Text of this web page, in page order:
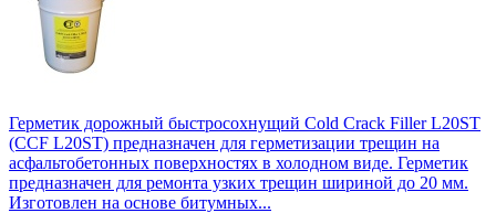
Герметик дорожный быстросохнущий Cold Crack Filler L20SТ
(CCF L20SТ) предназначен для герметизации трещин на
асфальтобетонных поверхностях в холодном виде. Герметик
предназначен для ремонта узких трещин шириной до 20 мм.
Изготовлен на основе битумных...